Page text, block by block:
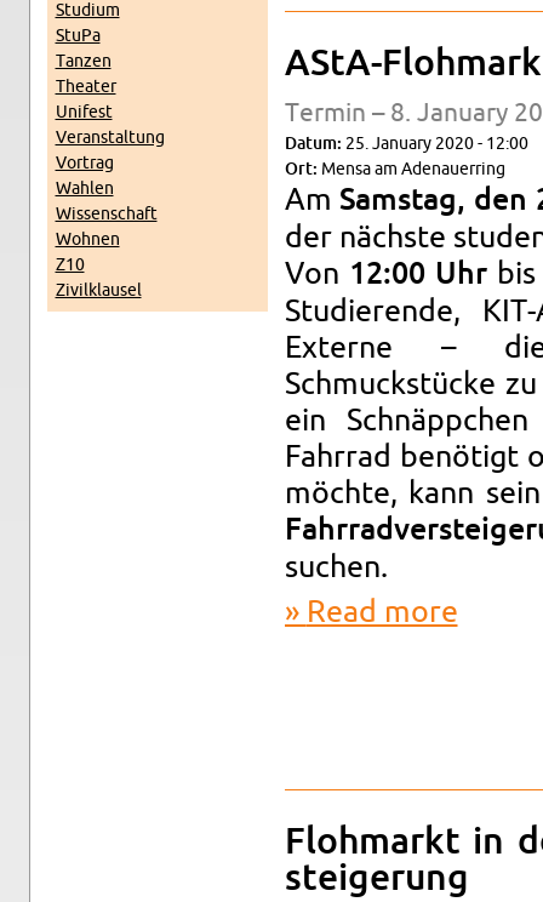
Studium
StuPa
Tanzen
The­ater
Unifest
Ve­r­anstal­tung
Vor­trag
Wahlen
Wis­senschaft
Wohnen
Z10
Zivilk­lausel
AStA-
Ter­min – 8. Jan­u­ary
Datum: 25. Jan­u­ary 2020 - 12:00
Ort: Mensa am Ade­nauer­ring
AmSam­stag, den
der nächste
Von 12:00 Uhrbis
Studierende,
Ex­terne –
Schmuckstücke
ein
Fahrrad benötigt
möchte, kann
suchen.
Read more
Flohmarkt in
steigerung